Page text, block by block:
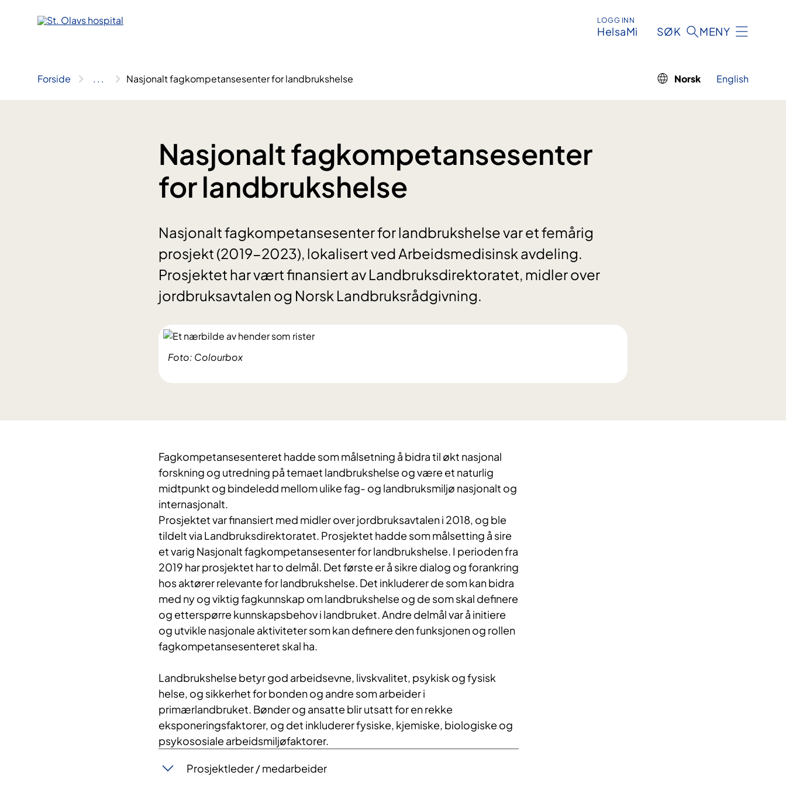
LOGG INN
HelsaMi SØK MENY
Forside .. . Nasjonalt fagkompetansesenter for landbrukshelse Norsk English
Nasjonalt fagkompetansesenter
for landbrukshelse
Nasjonalt fagkompetansesenter for landbrukshelse var et femårig
prosjekt (2019-2023), lokalisert ved Arbeidsmedisinsk avdeling.
Prosjektet har vært finansiert av Landbruksdirektoratet, midler over
jordbruksavtalen og Norsk Landbruksrådgivning.
Foto: Colourbox
Fagkompetansesenteret hadde som målsetning å bidra til økt nasjonal
forskning og utredning på temaet landbrukshelse og være et naturlig
midtpunkt og bindeledd mellom ulike fag- og landbruksmiljø nasjonalt og
internasjonalt.
Prosjektet var finansiert med midler over jordbruksavtalen i 2018, og ble
tildelt via Landbruksdirektoratet. Prosjektet hadde som målsetting å sire
et varig Nasjonalt fagkompetansesenter for landbrukshelse. I perioden fra
2019 har prosjektet har to delmål. Det første er å sikre dialog og forankring
hos aktører relevante for landbrukshelse. Det inkluderer de som kan bidra
med ny og viktig fagkunnskap om landbrukshelse og de som skal definere
og etterspørre kunnskapsbehov i landbruket. Andre delmål var å initiere
og utvikle nasjonale aktiviteter som kan definere den funksjonen og rollen
fagkompetansesenteret skal ha.
Landbrukshelse betyr god arbeidsevne, livskvalitet, psykisk og fysisk
helse, og sikkerhet for bonden og andre som arbeider i
primærlandbruket. Bønder og ansatte blir utsatt for en rekke
eksponeringsfaktorer, og det inkluderer fysiske, kjemiske, biologiske og
psykososiale arbeidsmiljøfaktorer.
Prosjektleder / medarbeider